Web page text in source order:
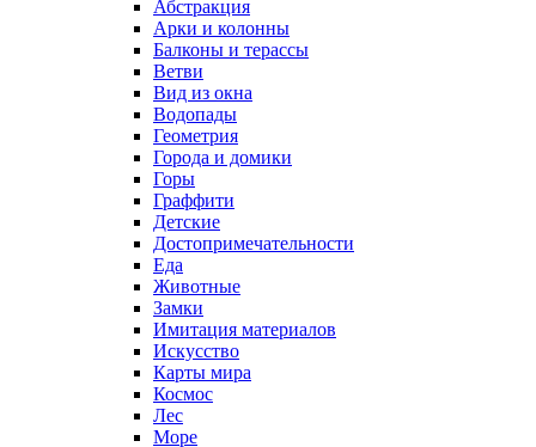
Абстракция
Арки и колонны
Балконы и терассы
Ветви
Вид из окна
Водопады
Геометрия
Города и домики
Горы
Граффити
Детские
Достопримечательности
Еда
Животные
Замки
Имитация материалов
Искусство
Карты мира
Космос
Лес
Море